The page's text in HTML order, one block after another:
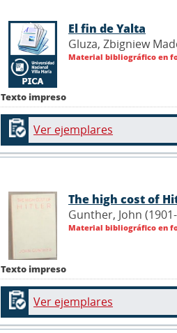
Texto impreso
El fin de Yalta
Gluza, Zbigniew
Material bibliográfico en
Ver ejemplares
Texto impreso
The high cost of
Gunther, John
Material bibliográfico en
Ver ejemplares